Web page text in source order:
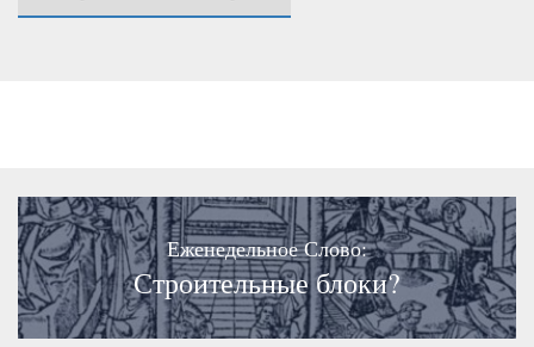
Еженедельное Слово:
Строительные блоки?